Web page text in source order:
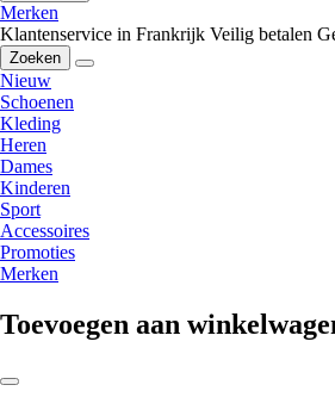
Merken
Klantenservice in Frankrijk Veilig betalen
Zoeken
Nieuw
Schoenen
Kleding
Heren
Dames
Kinderen
Sport
Accessoires
Promoties
Merken
Toevoegen aan